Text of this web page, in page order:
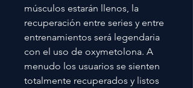
músculos estarán llenos, la
recuperación entre series y entre
entrenamientos será legendaria
con el uso de oxymetolona. A
menudo los usuarios se sienten
totalmente recuperados y listos